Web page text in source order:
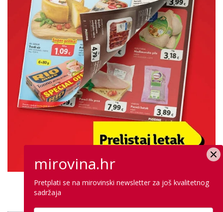
PROVJERITE PONUDU
mirovina.hr
Pretplati se na mirovinski newsletter za još kvalitetnog
sadržaja